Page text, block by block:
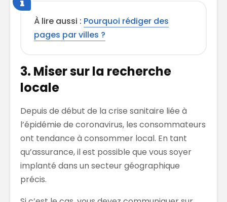
À lire aussi : Pourquoi rédiger des
pages par villes ?
3. Miser sur la recherche
locale
Depuis de début de la crise sanitaire liée à
l’épidémie de coronavirus, les consommateurs
ont tendance à consommer local. En tant
qu’assurance, il est possible que vous soyer
implanté dans un secteur géographique
précis.